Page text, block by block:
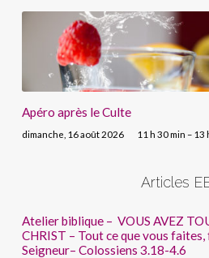
Apéro après le Culte
dimanche, 16 août 2026 11 h 30 min – 13
Articles
Atelier biblique – VOUS AVEZ
CHRIST – Tout ce que vous
Seigneur– Colossiens 3.18-4.6